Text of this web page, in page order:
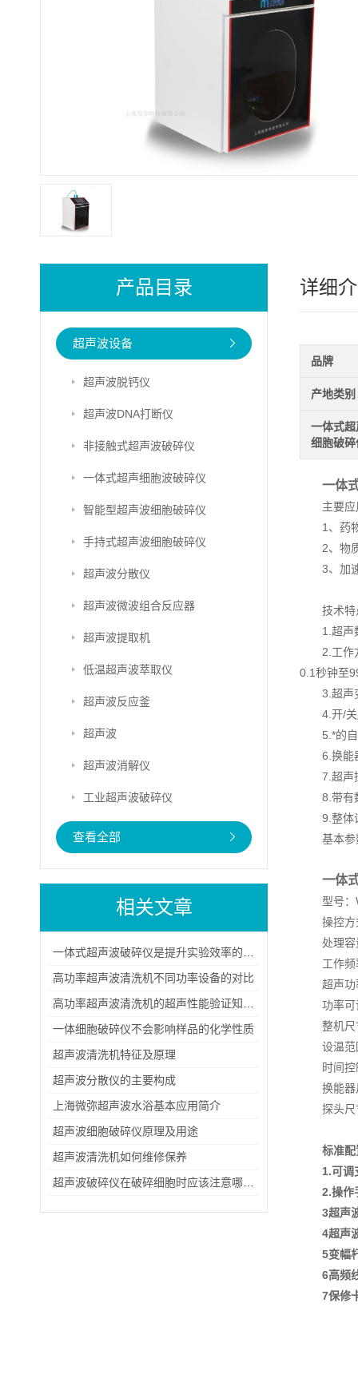
产品目录
超声波设备
超声波脱钙仪
超声波DNA打断仪
非接触式超声波破碎仪
一体式超声细胞波破碎仪
智能型超声波细胞破碎仪
手持式超声波细胞破碎仪
超声波分散仪
超声波微波组合反应器
超声波提取机
低温超声波萃取仪
超声波反应釜
超声波
超声波消解仪
工业超声波破碎仪
查看全部
相关文章
高功率超声波清洗机不同功率设备的对比
一体细胞破碎仪不会影响样品的化学性质
超声波清洗机特征及原理
超声波分散仪的主要构成
上海微弥超声波水浴基本应用简介
超声波细胞破碎仪原理及用途
超声波清洗机如何维修保养
详细
品牌
产地类别
一体式
细胞破碎
一体
主要
1、药
2、物
3、加
技术特
1.超声
2.工作
0.1秒钟至
3.超声
4.开/
5.*的
6.换能
7.超声
8.带有
9.整体
基本
一体
型号
操控
处理
工作
超声
功率
整机
设温
时间
换能
探头
标准
1.可调
2.操
3超声
4超声
5变
6高频
7保修